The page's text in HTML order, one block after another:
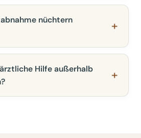
nüchtern
Hilfe außerhalb